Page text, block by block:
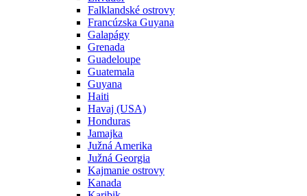
Falklandské ostrovy
Francúzska Guyana
Galapágy
Grenada
Guadeloupe
Guatemala
Guyana
Haiti
Havaj (USA)
Honduras
Jamajka
Južná Amerika
Južná Georgia
Kajmanie ostrovy
Kanada